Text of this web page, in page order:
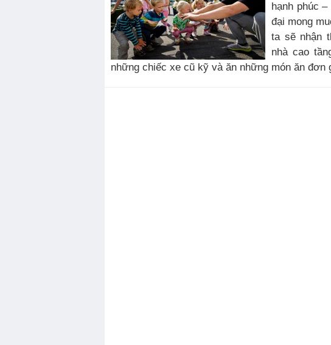
hạnh phúc
đại mong
ta sẽ nhận
nhà cao
những chiếc xe cũ kỹ và ăn những món ăn đơn